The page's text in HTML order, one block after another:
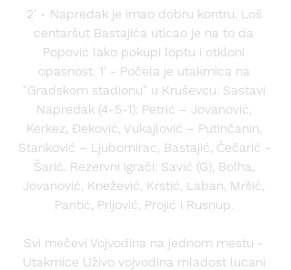
2' - Napredak je imao dobru kontru. Loš
centaršut Bastajića uticao je na to da
Popović lako pokupi loptu i otkloni
opasnost. 1' - Počela je utakmica na
"Gradskom stadionu" u Kruševcu. Sastavi
Napredak (4-5-1): Petrić – Jovanović,
Kerkez, Đeković, Vukajlović – Putinčanin,
Stanković – Ljubomirac, Bastajić, Čečarić -
Šarić. Rezervni igrači: Savić (G), Bolha,
Jovanović, Knežević, Krstić, Laban, Mršić,
Pantić, Prijović, Projić i Rusnup.
Svi mečevi Vojvodina na jednom mestu -
Utakmice Uživo vojvodina mladost lucani